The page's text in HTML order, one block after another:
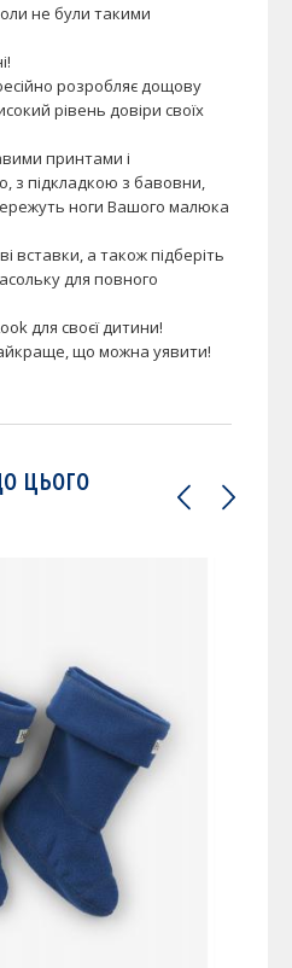
не були такими
розробляє дощову
рівень довіри своїх
принтами і
з підкладкою з бавовни,
ноги Вашого малюка
вставки, а також підберіть
для повного
для своєї дитини!
що можна уявити!
цього